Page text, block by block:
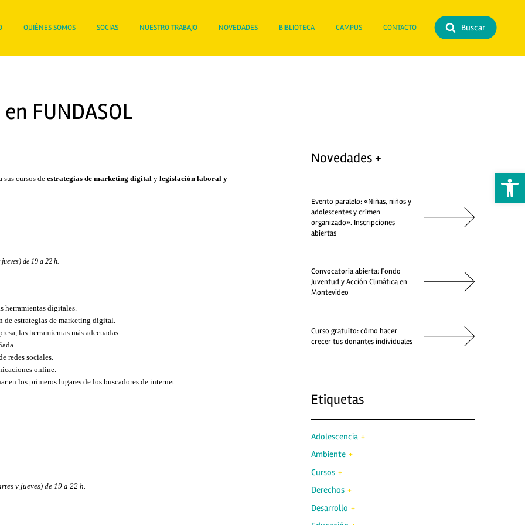
Abrir
QUIÉNES SOMOS SOCIAS NUESTRO TRABAJO NOVEDADES BIBLIOTECA CAMPUS CONTACTO Buscar
FUNDASOL
cursos de estrategias de marketing digital y legislación laboral y
de 19 a 22 h.
herramientas digitales.
de estrategias de marketing digital.
las herramientas más adecuadas.
redes sociales.
online.
en los primeros lugares de los buscadores de internet.
y jueves) de 19 a 22 h.
Novedades +
Evento paralelo: «Niñas, niños y
adolescentes y crimen
organizado». Inscripciones
abiertas
Convocatoria abierta: Fondo
Juventud y Acción Climática en
Montevideo
Curso gratuito: cómo hacer
crecer tus donantes individuales
Etiquetas
Adolescencia
Ambiente
Cursos
Derechos
Desarrollo